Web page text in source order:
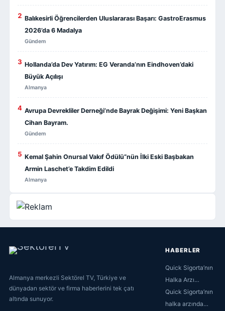
2 Balıkesirli Öğrencilerden Uluslararası Başarı: GastroErasmus
2026’da 6 Madalya
Gündem
3 Hollanda’da Dev Yatırım: EG Veranda’nın Eindhoven’daki
Büyük Açılışı
Almanya
4 Avrupa Devrekliler Derneği’nde Bayrak Değişimi: Yeni Başkan
Cihan Bayram.
Gündem
5 Kemal Şahin Onursal Vakıf Ödülü”nün İlki Eski Başbakan
Armin Laschet’e Takdim Edildi
Almanya
Almanya merkezli Sektörel TV, Türkiye ve
dünyadan sektör ve firma haberlerini tek çatı
altında sunuyor.
HABERLER
Quick Sigorta’nın
Halka Arzı…
Quick Sigorta’nın
halka arzında…